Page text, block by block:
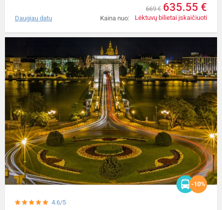
Kaina nuo:
669 € 635.55 €
Lėktuvų bilietai įskaičiuoti
Daugiau datų
4.6/5
-10%